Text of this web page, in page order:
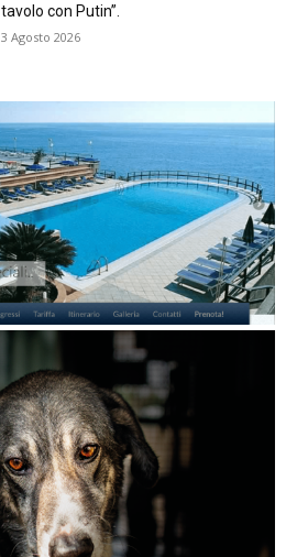
tavolo con Putin”.
3 Agosto 2026